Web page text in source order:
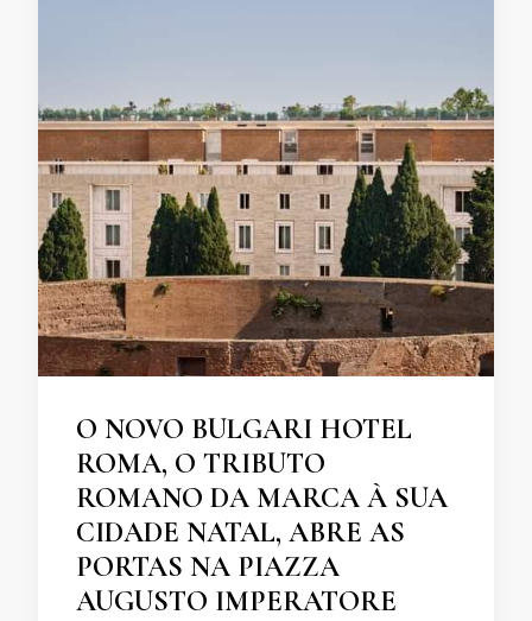
O NOVO BULGARI HOTEL
ROMA, O TRIBUTO
ROMANO DA MARCA À SUA
CIDADE NATAL, ABRE AS
PORTAS NA PIAZZA
AUGUSTO IMPERATORE